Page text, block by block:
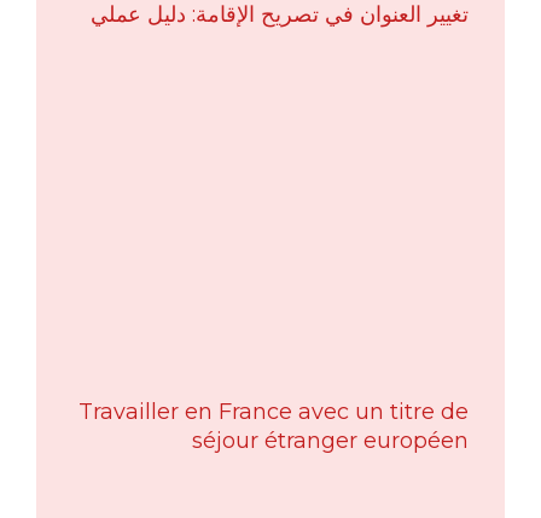
تغيير العنوان في تصريح الإقامة: دليل عملي
Travailler en France avec un titre de
séjour étranger européen